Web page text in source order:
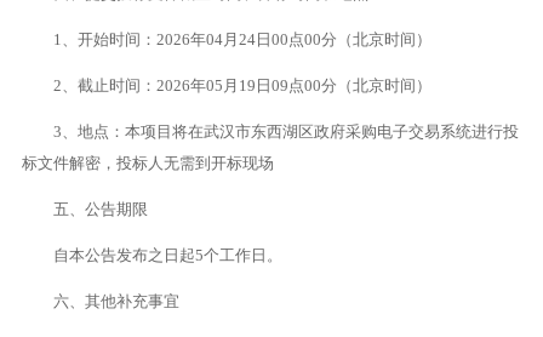
1、开始时间：2026年04月24日00点00分（北京时间）
2、截止时间：2026年05月19日09点00分（北京时间）
3、地点：本项目将在武汉市东西湖区政府采购电子交易系统进行投
标文件解密，投标人无需到开标现场
五、公告期限
自本公告发布之日起5个工作日。
六、其他补充事宜